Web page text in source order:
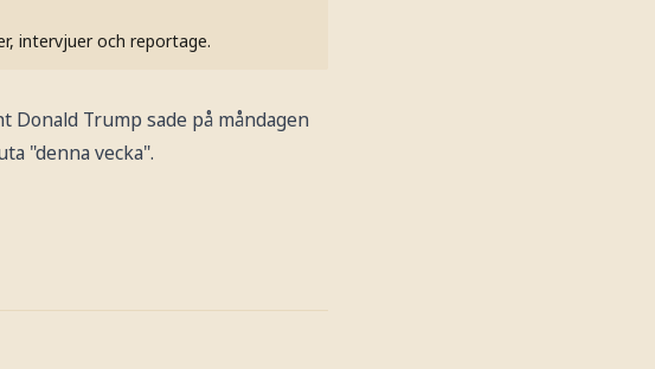
intervjuer och reportage.
Trump sade på måndagen
"denna vecka".